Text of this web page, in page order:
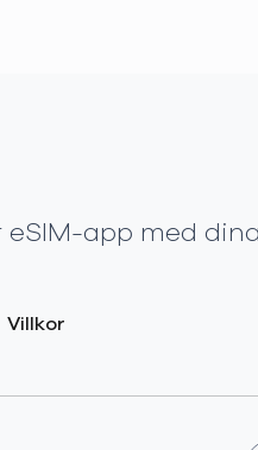
app med
Villkor